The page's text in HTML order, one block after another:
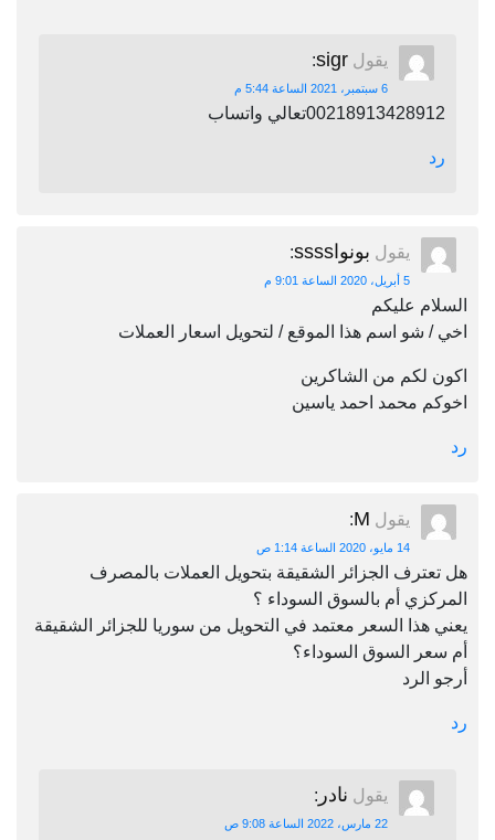
يقول sigr
:
6 سبتمبر، 2021 الساعة 5:44 م
00218913428912تعالي واتساب
رد
يقول بونواssss :
5 أبريل، 2020 الساعة 9:01 م
السلام عليكم
اخي / شو اسم هذا الموقع / لتحويل اسعار العملات
اكون لكم من الشاكرين
اخوكم محمد احمد ياسين
رد
يقول M
:
14 مايو، 2020 الساعة 1:14 ص
هل تعترف الجزائر الشقيقة بتحويل العملات بالمصرف
المركزي أم بالسوق السوداء ؟
يعني هذا السعر معتمد في التحويل من سوريا للجزائر الشقيقة
أم سعر السوق السوداء؟
أرجو الرد
رد
يقول نادر :
22 مارس، 2022 الساعة 9:08 ص